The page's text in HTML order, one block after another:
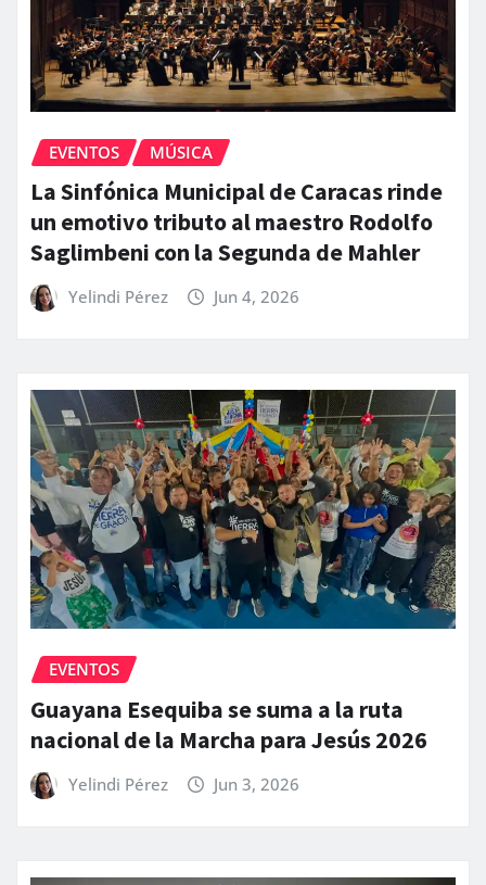
EVENTOS MÚSICA
La Sinfónica Municipal de Caracas rinde
un emotivo tributo al maestro Rodolfo
Saglimbeni con la Segunda de Mahler
Yelindi Pérez Jun 4, 2026
EVENTOS
Guayana Esequiba se suma a la ruta
nacional de la Marcha para Jesús 2026
Yelindi Pérez Jun 3, 2026